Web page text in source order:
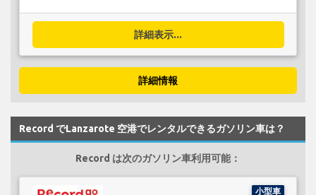
詳細表示...
詳細情報
Record でLanzarote 空港でレンタルできるガソリン車は？
Record は次のガソリン車利用可能：
小型車